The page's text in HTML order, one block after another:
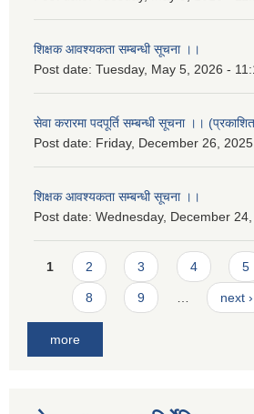
शिक्षक आवश्यकता सम्बन्धी सूचना ।।
Post date: Tuesday, May 5, 2026 -
सेवा करारमा पदपूर्ति सम्बन्धी सूचना ।।
Post date: Friday, December 26,
शिक्षक आवश्यकता सम्बन्धी सूचना ।।
Post date: Wednesday, December
Pages
1 2 3 4 5
8 9 next ›
more